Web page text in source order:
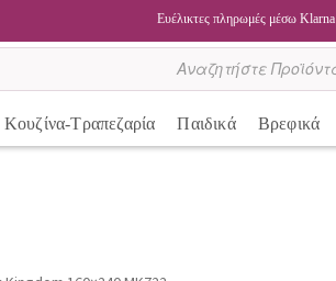
Ευέλικτες πληρωμές μέσω Klarna
Κουζίνα-Τραπεζαρία Παιδικά Βρεφικά